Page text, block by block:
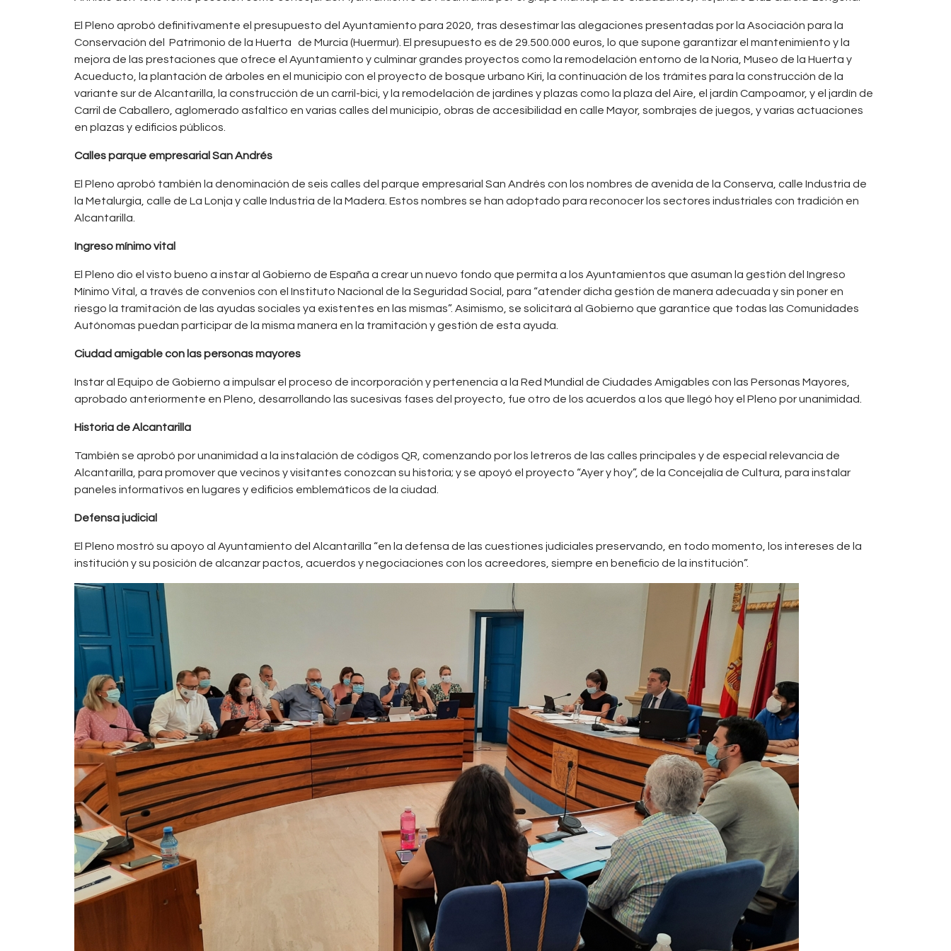
El Pleno aprobó definitivamente el presupuesto del Ayuntamiento para 2020, tras desestimar las alegaciones presentadas por la Asociación para la
Conservación del Patrimonio de la Huerta de Murcia (Huermur). El presupuesto es de 29.500.000 euros, lo que supone garantizar el mantenimiento y la
mejora de las prestaciones que ofrece el Ayuntamiento y culminar grandes proyectos como la remodelación entorno de la Noria, Museo de la Huerta y
Acueducto, la plantación de árboles en el municipio con el proyecto de bosque urbano Kiri, la continuación de los trámites para la construcción de la
variante sur de Alcantarilla, la construcción de un carril-bici, y la remodelación de jardines y plazas como la plaza del Aire, el jardín Campoamor, y el jardín de
Carril de Caballero, aglomerado asfaltico en varias calles del municipio, obras de accesibilidad en calle Mayor, sombrajes de juegos, y varias actuaciones
en plazas y edificios públicos.
Calles parque empresarial San Andrés
El Pleno aprobó también la denominación de seis calles del parque empresarial San Andrés con los nombres de avenida de la Conserva, calle Industria de
la Metalurgia, calle de La Lonja y calle Industria de la Madera. Estos nombres se han adoptado para reconocer los sectores industriales con tradición en
Alcantarilla.
Ingreso mínimo vital
El Pleno dio el visto bueno a instar al Gobierno de España a crear un nuevo fondo que permita a los Ayuntamientos que asuman la gestión del Ingreso
Mínimo Vital, a través de convenios con el Instituto Nacional de la Seguridad Social, para “atender dicha gestión de manera adecuada y sin poner en
riesgo la tramitación de las ayudas sociales ya existentes en las mismas”. Asimismo, se solicitará al Gobierno que garantice que todas las Comunidades
Autónomas puedan participar de la misma manera en la tramitación y gestión de esta ayuda.
Ciudad amigable con las personas mayores
Instar al Equipo de Gobierno a impulsar el proceso de incorporación y pertenencia a la Red Mundial de Ciudades Amigables con las Personas Mayores,
aprobado anteriormente en Pleno, desarrollando las sucesivas fases del proyecto, fue otro de los acuerdos a los que llegó hoy el Pleno por unanimidad.
Historia de Alcantarilla
También se aprobó por unanimidad a la instalación de códigos QR, comenzando por los letreros de las calles principales y de especial relevancia de
Alcantarilla, para promover que vecinos y visitantes conozcan su historia; y se apoyó el proyecto “Ayer y hoy”, de la Concejalía de Cultura, para instalar
paneles informativos en lugares y edificios emblemáticos de la ciudad.
Defensa judicial
El Pleno mostró su apoyo al Ayuntamiento del Alcantarilla “en la defensa de las cuestiones judiciales preservando, en todo momento, los intereses de la
institución y su posición de alcanzar pactos, acuerdos y negociaciones con los acreedores, siempre en beneficio de la institución”.